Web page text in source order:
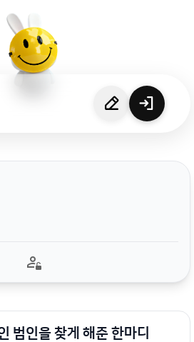
범인을 찾게 해준 한마디